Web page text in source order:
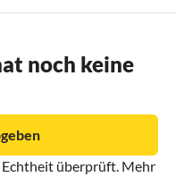
noch keine
überprüft. Mehr